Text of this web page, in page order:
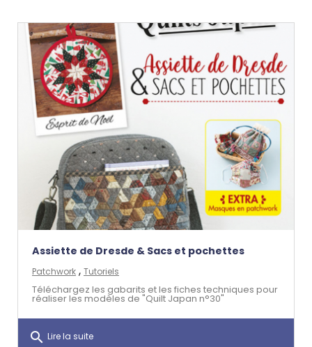
Assiette de Dresde & Sacs et pochettes
Patchwork , Tutoriels
Téléchargez les gabarits et les fiches techniques pour
réaliser les modèles de "Quilt Japan n°30"
search Lire la suite